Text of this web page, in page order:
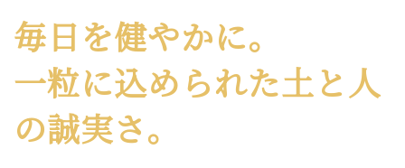
毎日を健やかに。
一粒に込められた土と人
の誠実さ。